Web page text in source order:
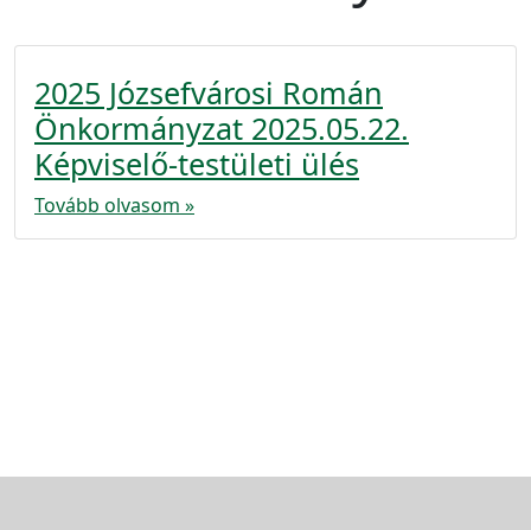
2025 Józsefvárosi Román
Önkormányzat 2025.05.22.
Képviselő-testületi ülés
Tovább olvasom »